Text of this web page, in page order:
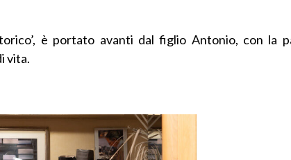
è portato avanti dal figlio Antonio, con la
vita.